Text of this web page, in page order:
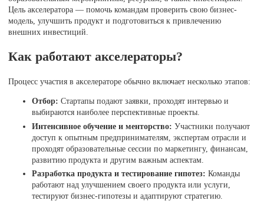
Цель акселератора — помочь командам проверить свою бизнес-
модель, улучшить продукт и подготовиться к привлечению
внешних инвестиций.
Как работают акселераторы?
Процесс участия в акселераторе обычно включает несколько этапов:
Отбор: Стартапы подают заявки, проходят интервью и
выбираются наиболее перспективные проекты.
Интенсивное обучение и менторство: Участники получают
доступ к опытным предпринимателям, экспертам отрасли и
проходят образовательные сессии по маркетингу, финансам,
развитию продукта и другим важным аспектам.
Разработка продукта и тестирование гипотез: Команды
работают над улучшением своего продукта или услуги,
тестируют бизнес-гипотезы и адаптируют стратегию.